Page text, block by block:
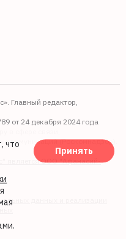
Главный редактор,
от 24 декабря 2024 года
в сфере связи,
коммуникаций (Роскомнадзор).
является ООО "Афанасий-
данных и реализации
что
Принять